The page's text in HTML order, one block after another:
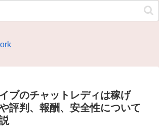
ブのチャットレディは稼げ
評判、報酬、安全性について